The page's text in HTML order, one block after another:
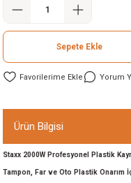
Sepete Ekle
Yorum
Ürün Bilgisi
Staxx 2000W Profesyonel Plastik
Tampon, Far ve Oto Plastik Onarım